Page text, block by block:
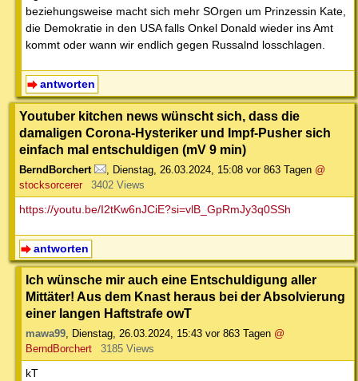
beziehungsweise macht sich mehr SOrgen um Prinzessin Kate,
die Demokratie in den USA falls Onkel Donald wieder ins Amt
kommt oder wann wir endlich gegen Russalnd losschlagen.
antworten
Youtuber kitchen news wünscht sich, dass die
damaligen Corona-Hysteriker und Impf-Pusher sich
einfach mal entschuldigen (mV 9 min)
BerndBorchert Dienstag, 26.03.2024, 15:08 vor 863 Tagen @
stocksorcerer
3402 Views
https://youtu.be/I2tKw6nJCiE?si=vlB_GpRmJy3q0SSh
antworten
Ich wünsche mir auch eine Entschuldigung aller
Mittäter! Aus dem Knast heraus bei der Absolvierung
einer langen Haftstrafe owT
mawa99, Dienstag, 26.03.2024, 15:43 vor 863 Tagen @
BerndBorchert
3185 Views
kT